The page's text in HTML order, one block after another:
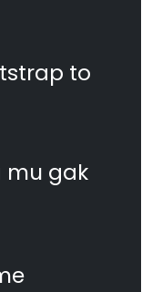
to
mu gak